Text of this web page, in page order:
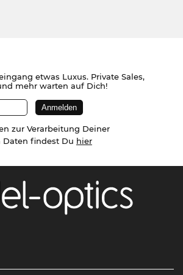
etwas Luxus. Private Sales,
mehr warten auf Dich!
zur Verarbeitung Deiner
Daten findest Du hier